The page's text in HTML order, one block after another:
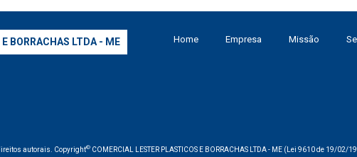
BORRACHAS LTDA - ME Home Empresa Missão
autorais. Copyright© COMERCIAL LESTER PLASTICOS E BORRACHAS LTDA - ME (Lei 9610 de 19/02/